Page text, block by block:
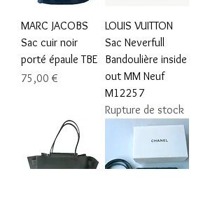
MARC JACOBS
Sac cuir noir
porté épaule TBE
Prix
75,00 €
LOUIS VUITTON
Sac Neverfull
Bandoulière inside
out MM Neuf
M12257
Rupture de stock